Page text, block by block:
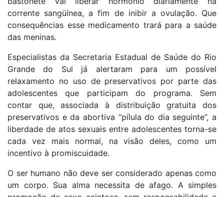
corrente sangüínea, a fim de inibir a ovulação. Que
consequências esse medicamento trará para a saúde
das meninas.
Especialistas da Secretaria Estadual de Saúde do Rio
Grande do Sul já alertaram para um possível
relaxamento no uso de preservativos por parte das
adolescentes que participam do programa. Sem
contar que, associada à distribuição gratuita dos
preservativos e da abortiva “pílula do dia seguinte”, a
liberdade de atos sexuais entre adolescentes torna-se
cada vez mais normal, na visão deles, como um
incentivo à promiscuidade.
O ser humano não deve ser considerado apenas como
um corpo. Sua alma necessita de afago. A simples